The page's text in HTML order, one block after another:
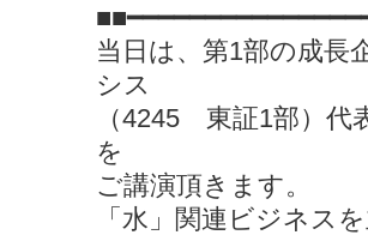
当日は、第1部の成長
シス
（4245 東証1部）
を
ご講演頂きます。
「水」関連ビジネス